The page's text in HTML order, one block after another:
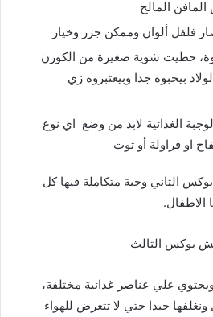
المالح
فلفل ألوان وممكن جزر وخيار
حطيت شوية صغيرة من الكورن
بيحبوه جدا وبيعتبروه زي
الغذائية لابد من وضع اي نوع
او فراولة أو توت
الثاني وجبة متكاملة فيها كل
الاطفال.
بوكس الثالث
علي عناصر غذائية مختلفة،
جيدا حتي لا تتعرض للهواء